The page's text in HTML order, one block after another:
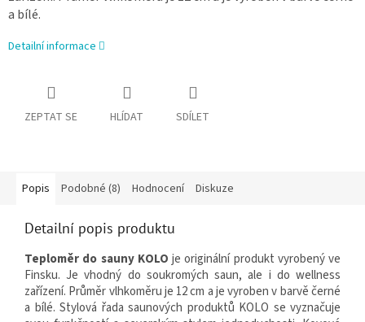
a bílé.
Detailní informace
ZEPTAT SE HLÍDAT SDÍLET
Popis Podobné (8) Hodnocení Diskuze
Detailní popis produktu
Teploměr do sauny KOLO je originální produkt vyrobený ve
Finsku. Je vhodný do soukromých saun, ale i do wellness
zařízení. Průměr vlhkoměru je 12 cm a je vyroben v barvě černé
a bílé. Stylová řada saunových produktů KOLO se vyznačuje